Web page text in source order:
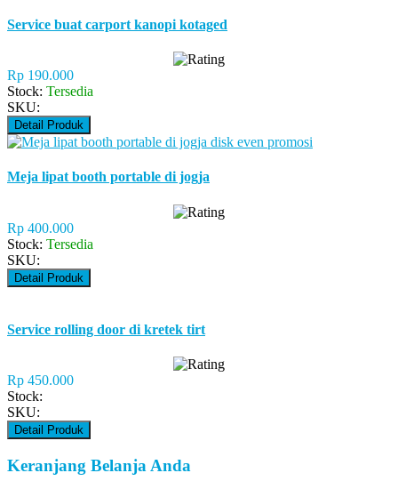
Service buat carport kanopi kotaged
Rp 190.000
Stock: Tersedia
SKU:
Detail Produk
Meja lipat booth portable di jogja
Rp 400.000
Stock: Tersedia
SKU:
Detail Produk
Service rolling door di kretek tirt
Rp 450.000
Stock:
SKU:
Detail Produk
Keranjang Belanja Anda